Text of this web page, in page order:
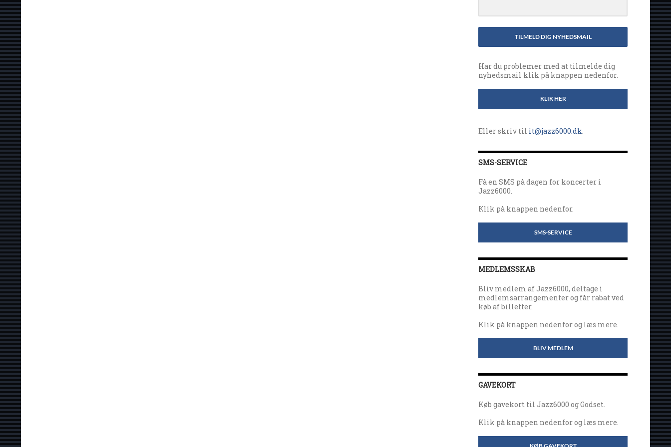
TILMELD DIG NYHEDSMAIL
Har du problemer med at tilmelde dig
nyhedsmail klik på knappen nedenfor.
KLIK HER
Eller skriv til it@jazz6000.dk.
SMS-SERVICE
Få en SMS på dagen for koncerter i
Jazz6000.
Klik på knappen nedenfor.
SMS-SERVICE
MEDLEMSSKAB
Bliv medlem af Jazz6000, deltage i
medlemsarrangementer og får rabat ved
køb af billetter.
Klik på knappen nedenfor og læs mere.
BLIV MEDLEM
GAVEKORT
Køb gavekort til Jazz6000 og Godset.
Klik på knappen nedenfor og læs mere.